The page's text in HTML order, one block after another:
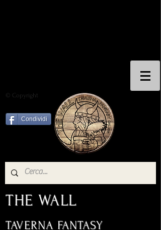
© Copyright
Condividi
THE WALL
TAVERNA FANTASY